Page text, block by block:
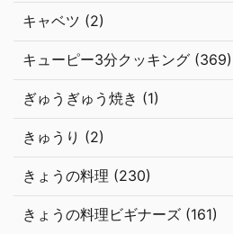
キャベツ (2)
キューピー3分クッキング (369)
ぎゅうぎゅう焼き (1)
きゅうり (2)
きょうの料理 (230)
きょうの料理ビギナーズ (161)